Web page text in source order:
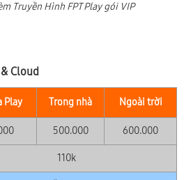
Truyền Hình FPT Play gói VIP
Cloud
Play Trong nhà Ngoài trời
500.000 600.000
110k